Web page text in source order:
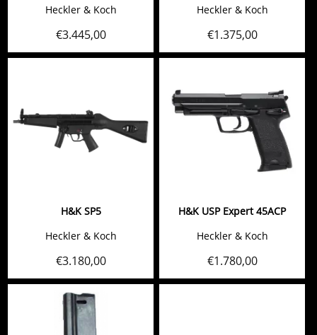
Heckler & Koch
€3.445,00
Heckler & Koch
€1.375,00
H&K SP5
Heckler & Koch
€3.180,00
H&K USP Expert 45ACP
Heckler & Koch
€1.780,00